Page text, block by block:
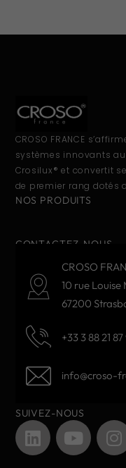
CROSO FRANCE
systèmes innovants
Crosilux® et convertit
de premier rang dotés
NOS PRODUITS
CONTACTEZ-NOUS
CROSO
10 rue Louise
67200
+33 3 88 21 87
info@croso-
SUIVEZ-NOUS